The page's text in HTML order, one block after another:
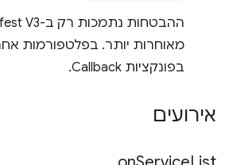
מאוחרות יותר. בפלטפורמות
בפונקציות Callback.
אירועים